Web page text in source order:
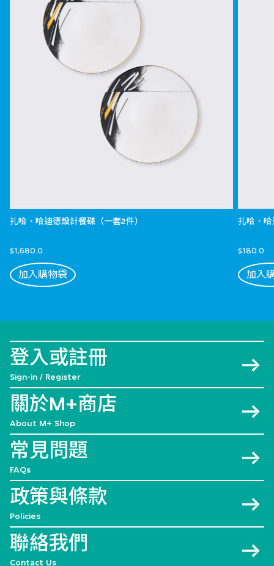
扎哈．哈迪德設計餐碟（一套2件）
$1,680.0
加入購物袋
扎哈．
$180.0
加入
登入或註冊
Sign-in / Register
關於M+商店
About M+ Shop
常見問題
FAQs
政策與條款
Policies
聯絡我們
Contact Us